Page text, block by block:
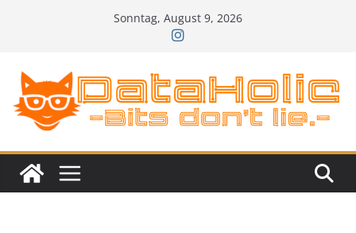
Sonntag, August 9, 2026